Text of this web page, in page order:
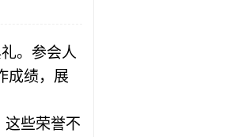
。参会人
成绩，展
这些荣誉不